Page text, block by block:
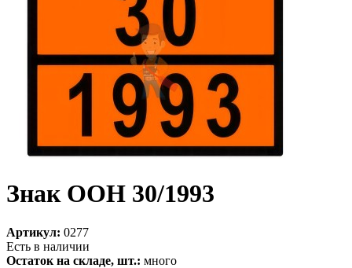
Знак ООН 30/1993
Артикул: 0277
Есть в наличии
Остаток на складе, шт.: много